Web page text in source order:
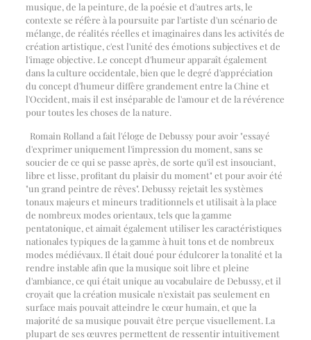
musique, de la peinture, de la poésie et d'autres arts, le
contexte se réfère à la poursuite par l'artiste d'un scénario de
mélange, de réalités réelles et imaginaires dans les activités de
création artistique, c'est l'unité des émotions subjectives et de
l'image objective. Le concept d'humeur apparaît également
dans la culture occidentale, bien que le degré d'appréciation
du concept d'humeur diffère grandement entre la Chine et
l'Occident, mais il est inséparable de l'amour et de la révérence
pour toutes les choses de la nature.
Romain Rolland a fait l'éloge de Debussy pour avoir "essayé
d'exprimer uniquement l'impression du moment, sans se
soucier de ce qui se passe après, de sorte qu'il est insouciant,
libre et lisse, profitant du plaisir du moment" et pour avoir été
"un grand peintre de rêves". Debussy rejetait les systèmes
tonaux majeurs et mineurs traditionnels et utilisait à la place
de nombreux modes orientaux, tels que la gamme
pentatonique, et aimait également utiliser les caractéristiques
nationales typiques de la gamme à huit tons et de nombreux
modes médiévaux. Il était doué pour édulcorer la tonalité et la
rendre instable afin que la musique soit libre et pleine
d'ambiance, ce qui était unique au vocabulaire de Debussy, et il
croyait que la création musicale n'existait pas seulement en
surface mais pouvait atteindre le cœur humain, et que la
majorité de sa musique pouvait être perçue visuellement. La
plupart de ses œuvres permettent de ressentir intuitivement